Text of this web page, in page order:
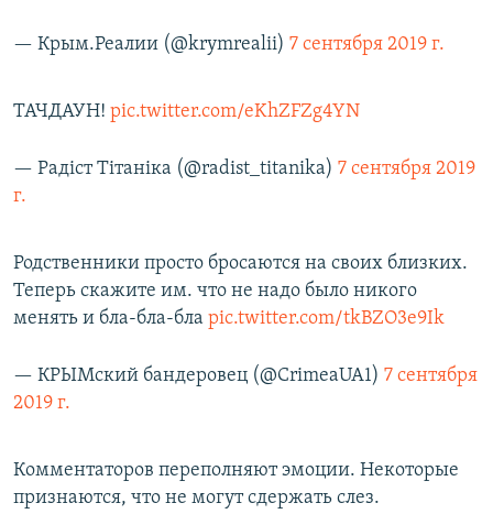
— Крым.Реалии (@krymrealii) 7 сентября 2019 г.
ТАЧДАУН! pic.twitter.com/eKhZFZg4YN
— Радіст Тітаніка (@radist_titanika) 7 сентября 2019
г.
Родственники просто бросаются на своих близких.
Теперь скажите им. что не надо было никого
менять и бла-бла-бла pic.twitter.com/tkBZO3e9Ik
— КРЫМский бандеровец (@CrimeaUA1) 7 сентября
2019 г.
Комментаторов переполняют эмоции. Некоторые
признаются, что не могут сдержать слез.